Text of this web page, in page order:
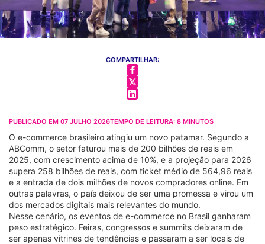
COMPARTILHAR:
PUBLICADO EM 07 JULHO 2026TEMPO DE LEITURA: 8 MINUTOS
O e-commerce brasileiro atingiu um novo patamar. Segundo a
ABComm, o setor faturou mais de 200 bilhões de reais em
2025, com crescimento acima de 10%, e a projeção para 2026
supera 258 bilhões de reais, com ticket médio de 564,96 reais
e a entrada de dois milhões de novos compradores online. Em
outras palavras, o país deixou de ser uma promessa e virou um
dos mercados digitais mais relevantes do mundo.
Nesse cenário, os eventos de e-commerce no Brasil ganharam
peso estratégico. Feiras, congressos e summits deixaram de
ser apenas vitrines de tendências e passaram a ser locais de